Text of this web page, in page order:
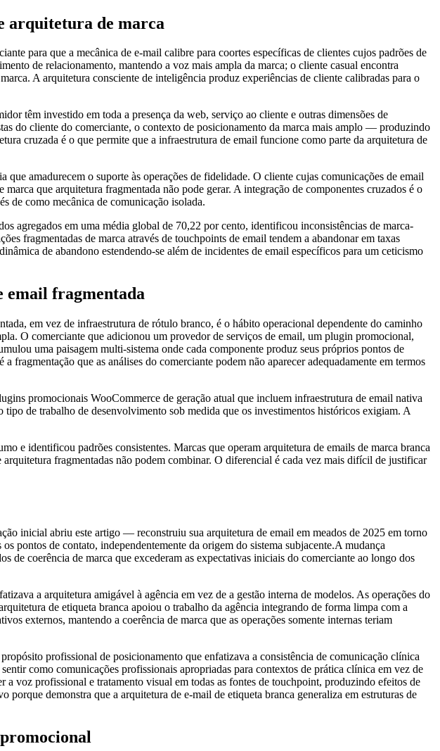
arquitetura de marca
para que a mecânica de e-mail calibre para coortes específicas de clientes cujos padrões de
de relacionamento, mantendo a voz mais ampla da marca; o cliente casual encontra
A arquitetura consciente de inteligência produz experiências de cliente calibradas para o
têm investido em toda a presença da web, serviço ao cliente e outras dimensões de
do cliente do comerciante, o contexto de posicionamento da marca mais amplo — produzindo
cruzada é o que permite que a infraestrutura de email funcione como parte da arquitetura de
amadurecem o suporte às operações de fidelidade. O cliente cujas comunicações de email
que arquitetura fragmentada não pode gerar. A integração de componentes cruzados é o
de como mecânica de comunicação isolada.
agregados em uma média global de 70,22 por cento, identificou inconsistências de marca-
fragmentadas de marca através de touchpoints de email tendem a abandonar em taxas
de abandono estendendo-se além de incidentes de email específicos para um ceticismo
email fragmentada
em vez de infraestrutura de rótulo branco, é o hábito operacional dependente do caminho
O comerciante que adicionou um provedor de serviços de email, um plugin promocional,
uma paisagem multi-sistema onde cada componente produz seus próprios pontos de
que as análises do comerciante podem não aparecer adequadamente em termos
promocionais WooCommerce de geração atual que incluem infraestrutura de email nativa
de trabalho de desenvolvimento sob medida que os investimentos históricos exigiam. A
e identificou padrões consistentes. Marcas que operam arquitetura de emails de marca branca
fragmentadas não podem combinar. O diferencial é cada vez mais difícil de justificar
inicial abriu este artigo — reconstruiu sua arquitetura de email em meados de 2025 em torno
pontos de contato, independentemente da origem do sistema subjacente.A mudança
de coerência de marca que excederam as expectativas iniciais do comerciante ao longo dos
a arquitetura amigável à agência em vez de a gestão interna de modelos. As operações do
de etiqueta branca apoiou o trabalho da agência integrando de forma limpa com a
externos, mantendo a coerência de marca que as operações somente internas teriam
profissional de posicionamento que enfatizava a consistência de comunicação clínica
como comunicações profissionais apropriadas para contextos de prática clínica em vez de
voz profissional e tratamento visual em todas as fontes de touchpoint, produzindo efeitos de
demonstra que a arquitetura de e-mail de etiqueta branca generaliza em estruturas de